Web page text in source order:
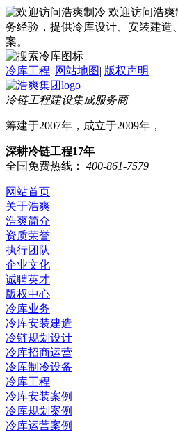
欢迎访问浩爽
务经验，提供冷库设计、安装建造
案。
冷库工程| 网站地图| 版权声明
冷链工程建设集成服务商
筹建于2007年，成立于2009年，
深耕冷链工程17年
全国免费热线：
400-861-7579
网站首页
关于浩爽
浩爽简介
资质荣誉
执行团队
企业文化
诚聘英才
版权中心
冷库业务
冷库安装建造
冷链规划设计
冷库招商运营
冷库制冷设备
冷库工程
冷库安装案例
冷库规划案例
冷库运营案例